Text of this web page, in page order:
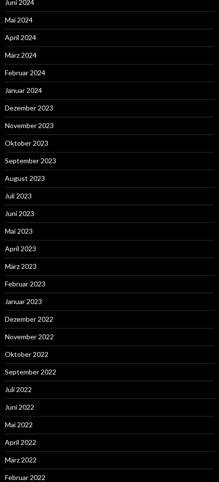
Juni 2024
Mai 2024
April 2024
März 2024
Februar 2024
Januar 2024
Dezember 2023
November 2023
Oktober 2023
September 2023
August 2023
Juli 2023
Juni 2023
Mai 2023
April 2023
März 2023
Februar 2023
Januar 2023
Dezember 2022
November 2022
Oktober 2022
September 2022
Juli 2022
Juni 2022
Mai 2022
April 2022
März 2022
Februar 2022